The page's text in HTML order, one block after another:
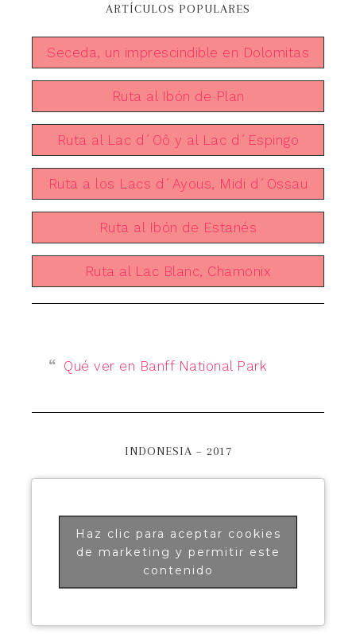
ARTÍCULOS POPULARES
Seceda, un imprescindible en Dolomitas
Ruta al Ibón de Plan
Ruta al Lac d´Oô y al Lac d´Espingo
Ruta a los Lacs d´Ayous, Midi d´Ossau
Ruta al Ibón de Estanés
Ruta al Lac Blanc, Chamonix
Qué ver en Banff National Park
INDONESIA – 2017
Haz clic para aceptar cookies
de marketing y permitir este
contenido